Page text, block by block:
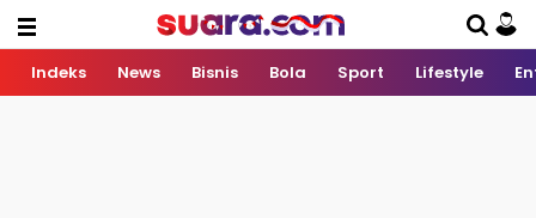
Indeks News Bisnis Bola Sport Lifestyle